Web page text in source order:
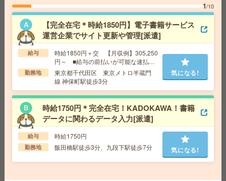
＜時給1,500円～＊好きな時にお仕事＞文房具のモクモク
仕分け[派遣]
給 与 時給1,500円～1,875円
交通費 ■ 交通費規定内支給 ※派遣先による
勤務地 【栃木市】家中駅・栃木駅・新栃木駅・藤岡
駅・新大平下駅など勤務地多数！
気になる!
＜2名の募集＞残業ほぼなし＊データ入力など[派遣]
給 与
時給1400円＋交 【月収例】224,000円～ ■
給与の前払いが可能な速払いサービスあり
交通費 交通費支給あり
勤務地 栃木県宇都宮市 東北本線 宇都宮駅徒歩10分
気になる!
1/10
【完全在宅＊時給1850円】電子書籍サービス
運営企業でサイト更新や管理[派遣]
給与
時給1850円＋交 【月収例】305,250
円～ ■給与の前払いが可能な速払い
サービスあり
勤務地
東京都千代田区 東京メトロ半蔵門
線 神保町駅徒歩3分
気になる!
時給1750円＊完全在宅！KADOKAWA！書籍
データに関わるデータ入力[派遣]
給与 時給1750円
勤務地 飯田橋駅徒歩3分、九段下駅徒歩7分 気になる!